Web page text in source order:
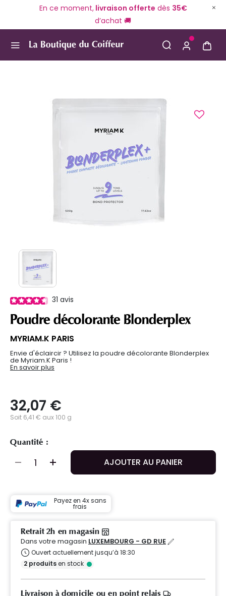
En ce moment,livraison offerte dès 35€
d’achat 🚚
31 avis
Poudre décolorante Blonderplex
MYRIAM.K PARIS
Envie d'éclaircir ? Utilisez la poudre décolorante Blonderplex
de Myriam.K Paris !
En savoir plus
32,07 €
Soit 6,41 € aux 100 g
Quantité :
AJOUTER AU PANIER
Payez en 4x sans
frais
Retrait 2h en magasin
Dans votre magasin LUXEMBOURG - GD RUE
Ouvert actuellement jusqu’à 18:30
2 produitsen stock
Livraison à domicile ou en point relais